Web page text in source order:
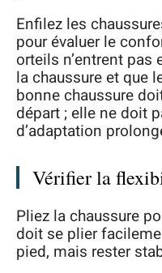
Enfilez les
pour évaluer le
orteils n’entrent pas
la chaussure et que
bonne chaussure
départ ; elle ne doit
d’adaptation
Vérifier la
Pliez la chaussure
doit se plier
pied, mais rester